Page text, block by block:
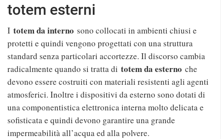
totem esterni
I totem da interno sono collocati in ambienti chiusi e
protetti e quindi vengono progettati con una struttura
standard senza particolari accortezze. Il discorso cambia
radicalmente quando si tratta di totem da esterno che
devono essere costruiti con materiali resistenti agli agenti
atmosferici. Inoltre i dispositivi da esterno sono dotati di
una componentistica elettronica interna molto delicata e
sofisticata e quindi devono garantire una grande
impermeabilità all’acqua ed alla polvere.